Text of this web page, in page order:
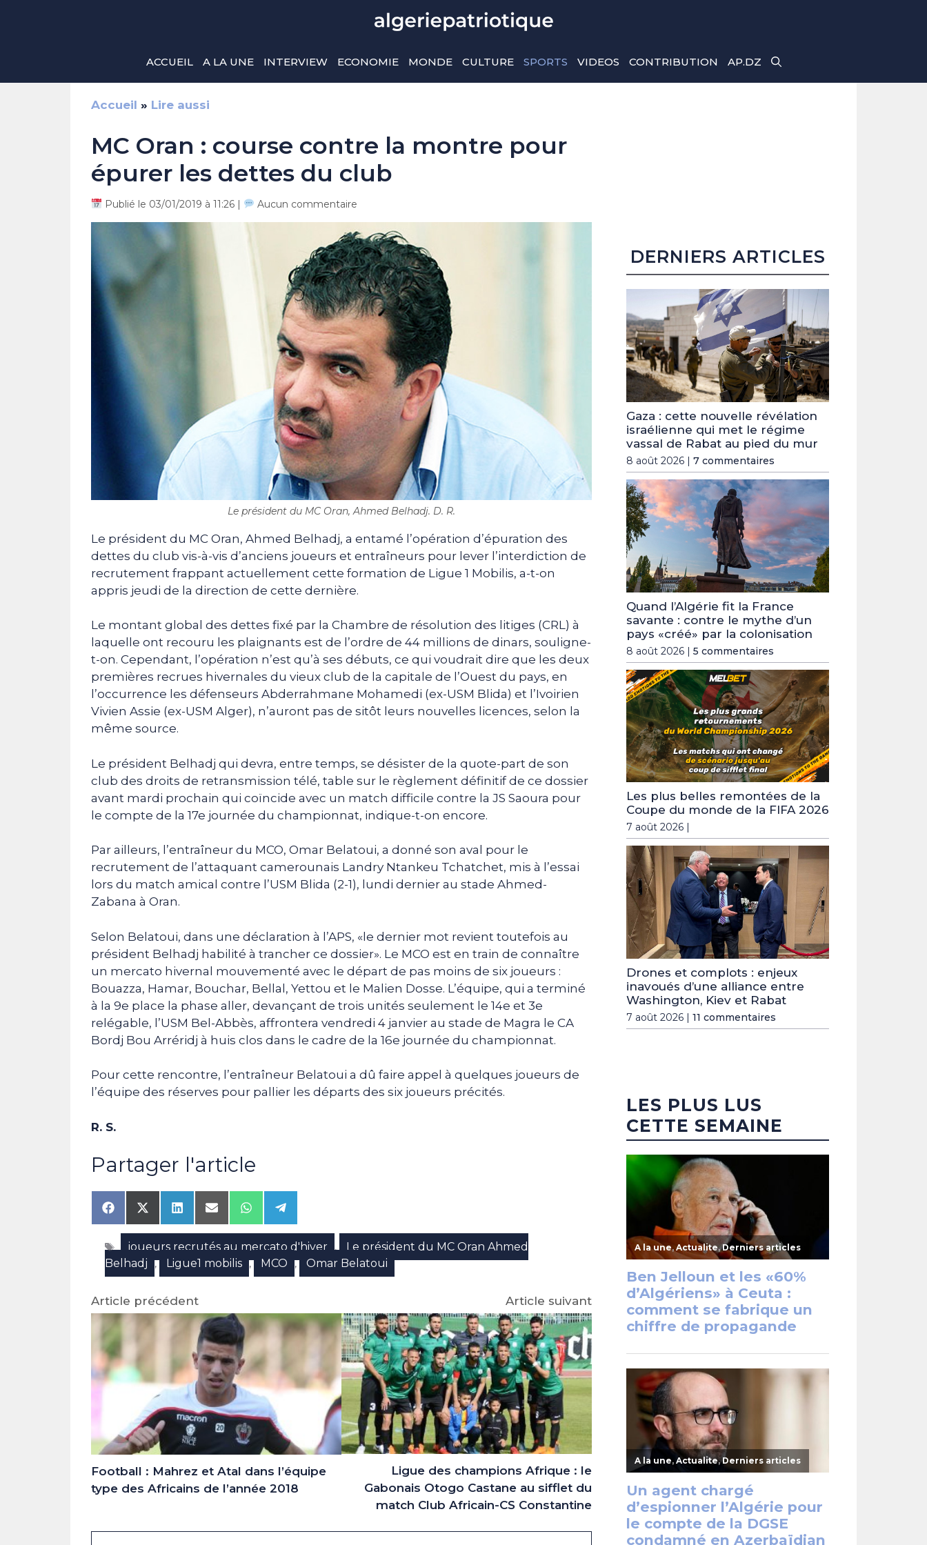
ACCUEIL A LA UNE INTERVIEW ECONOMIE MONDE CULTURE SPORTS VIDEOS CONTRIBUTION AP.DZ
Accueil » Lire aussi
MC Oran : course contre la montre pour
épurer les dettes du club
Publié le 03/01/2019 à 11:26 | Aucun commentaire
Le président du MC Oran, Ahmed Belhadj. D. R.
Le président du MC Oran, Ahmed Belhadj, a entamé l’opération d’épuration des
dettes du club vis-à-vis d’anciens joueurs et entraîneurs pour lever l’interdiction de
recrutement frappant actuellement cette formation de Ligue 1 Mobilis, a-t-on
appris jeudi de la direction de cette dernière.
Le montant global des dettes fixé par la Chambre de résolution des litiges (CRL) à
laquelle ont recouru les plaignants est de l’ordre de 44 millions de dinars, souligne-
t-on. Cependant, l’opération n’est qu’à ses débuts, ce qui voudrait dire que les deux
premières recrues hivernales du vieux club de la capitale de l’Ouest du pays, en
l’occurrence les défenseurs Abderrahmane Mohamedi (ex-USM Blida) et l’Ivoirien
Vivien Assie (ex-USM Alger), n’auront pas de sitôt leurs nouvelles licences, selon la
même source.
Le président Belhadj qui devra, entre temps, se désister de la quote-part de son
club des droits de retransmission télé, table sur le règlement définitif de ce dossier
avant mardi prochain qui coïncide avec un match difficile contre la JS Saoura pour
le compte de la 17e journée du championnat, indique-t-on encore.
Par ailleurs, l’entraîneur du MCO, Omar Belatoui, a donné son aval pour le
recrutement de l’attaquant camerounais Landry Ntankeu Tchatchet, mis à l’essai
lors du match amical contre l’USM Blida (2-1), lundi dernier au stade Ahmed-
Zabana à Oran.
Selon Belatoui, dans une déclaration à l’APS, «le dernier mot revient toutefois au
président Belhadj habilité à trancher ce dossier». Le MCO est en train de connaître
un mercato hivernal mouvementé avec le départ de pas moins de six joueurs :
Bouazza, Hamar, Bouchar, Bellal, Yettou et le Malien Dosse. L’équipe, qui a terminé
à la 9e place la phase aller, devançant de trois unités seulement le 14e et 3e
relégable, l’USM Bel-Abbès, affrontera vendredi 4 janvier au stade de Magra le CA
Bordj Bou Arréridj à huis clos dans le cadre de la 16e journée du championnat.
Pour cette rencontre, l’entraîneur Belatoui a dû faire appel à quelques joueurs de
l’équipe des réserves pour pallier les départs des six joueurs précités.
R. S.
Partager l'article
Share
on
Facebook
Share
on
X
(Twitter)
Share
on
LinkedIn
Share
on
Email
Share
on
WhatsApp
Share
on
Telegram
Étiquettes
joueurs recrutés au mercato d'hiver ,
Le président du MC Oran Ahmed
Belhadj
, Ligue1 mobilis , MCO , Omar Belatoui
Article précédent
Football : Mahrez et Atal dans l’équipe
type des Africains de l’année 2018
Article suivant
Ligue des champions Afrique : le
Gabonais Otogo Castane au sifflet du
match Club Africain-CS Constantine
DERNIERS ARTICLES
Gaza : cette nouvelle révélation
israélienne qui met le régime
vassal de Rabat au pied du mur
8 août 2026 | 7 commentaires
Quand l’Algérie fit la France
savante : contre le mythe d’un
pays «créé» par la colonisation
8 août 2026 | 5 commentaires
Les plus belles remontées de la
Coupe du monde de la FIFA 2026
7 août 2026 |
Drones et complots : enjeux
inavoués d’une alliance entre
Washington, Kiev et Rabat
7 août 2026 | 11 commentaires
LES PLUS LUS
CETTE SEMAINE